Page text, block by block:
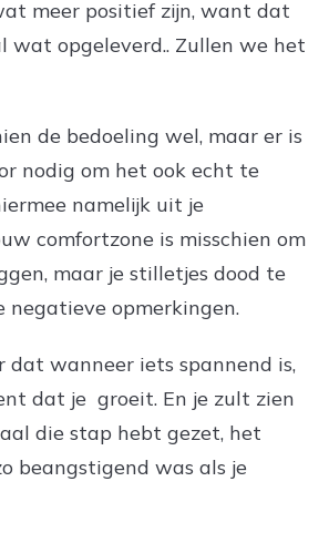
meer positief zijn, want dat
wat opgeleverd.. Zullen we het
de bedoeling wel, maar er is
nodig om het ook echt te
namelijk uit je
comfortzone is misschien om
maar je stilletjes dood te
negatieve opmerkingen.
dat wanneer iets spannend is,
dat je groeit. En je zult zien
die stap hebt gezet, het
beangstigend was als je